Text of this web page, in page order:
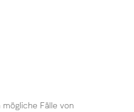
Fälle von